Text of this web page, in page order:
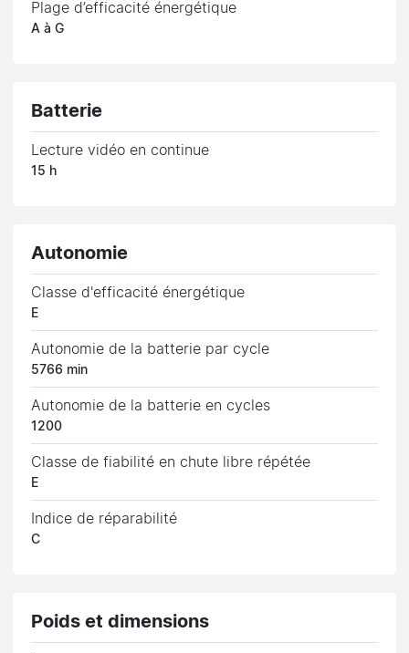
Plage d’efficacité énergétique
A à G
Batterie
Lecture vidéo en continue
15 h
Autonomie
Classe d'efficacité énergétique
E
Autonomie de la batterie par cycle
5766 min
Autonomie de la batterie en cycles
1200
Classe de fiabilité en chute libre répétée
E
Indice de réparabilité
C
Poids et dimensions